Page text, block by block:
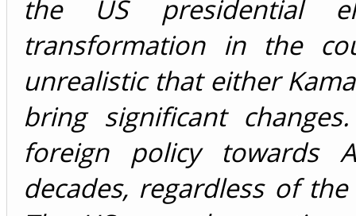
the US presidential
transformation in the
unrealistic that either
bring significant
foreign policy towards
decades, regardless of